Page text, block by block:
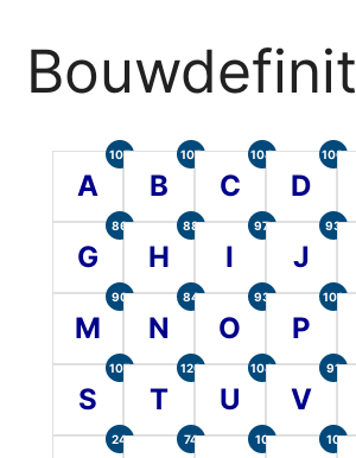
A
105
B
107
C
104
D
100
G
86
H
88
I
97
J
93
M
90
N
84
O
93
P
101
S
107
T
120
U
104
V
91
24 74 10 10